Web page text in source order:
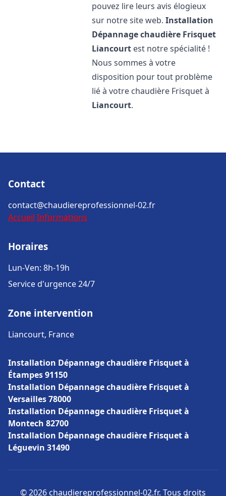
pouvez lire leurs avis élogieux
sur notre site web.Installation
Dépannage chaudière Frisquet
Liancourt est notre spécialité !
Nous sommes à votre
disposition pour tout problème
lié à votre chaudière Frisquet à
Liancourt.
Contact
contact@chaudiereprofessionnel-02.fr
Accueil Informations
Horaires
Lun-Ven: 8h-19h
Service d'urgence 24/7
Zone intervention
Liancourt, France
Installation Dépannage chaudière Frisquet à
Étampes 91150
Installation Dépannage chaudière Frisquet à
Versailles 78000
Installation Dépannage chaudière Frisquet à
Montech 82700
Installation Dépannage chaudière Frisquet à
Léguevin 31490
© 2026 chaudiereprofessionnel-02.fr. Tous droits